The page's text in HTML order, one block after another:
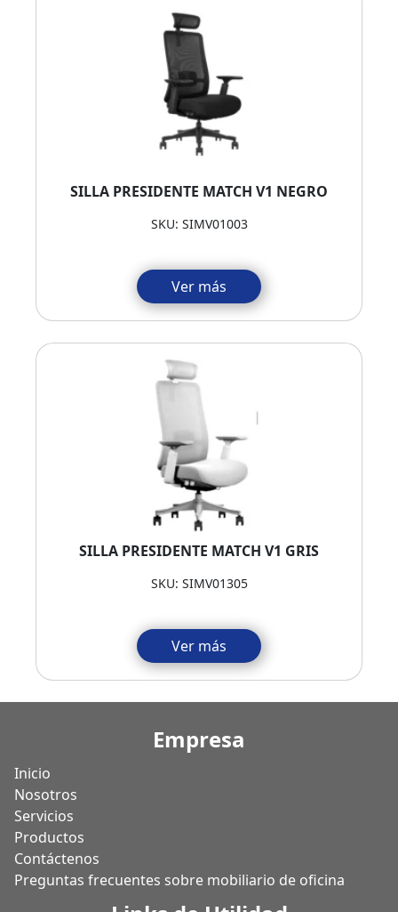
SILLA PRESIDENTE MATCH V1 NEGRO
SKU: SIMV01003
Ver más
SILLA PRESIDENTE MATCH V1 GRIS
SKU: SIMV01305
Ver más
Empresa
Inicio
Nosotros
Servicios
Productos
Contáctenos
Preguntas frecuentes sobre mobiliario de oficina